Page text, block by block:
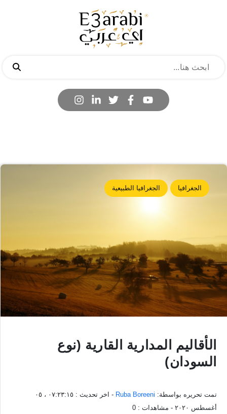
الجغرافيا الجغرافيا الطبيعية
الأقاليم المدارية القارية (نوع
السودان)
تمت تحريره بواسطة: Ruba Boreeni - اخر تحديث :
٠٧:٢٣:١٥ ، ٠٥
أغسطس ٢٠٢٠
- مشاهدات : 0